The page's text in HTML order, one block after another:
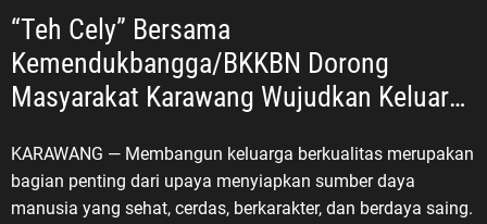
“Teh Cely” Bersama
Kemendukbangga/BKKBN Dorong
Masyarakat Karawang Wujudkan Keluarga
KARAWANG — Membangun keluarga berkualitas merupakan
bagian penting dari upaya menyiapkan sumber daya
manusia yang sehat, cerdas, berkarakter, dan berdaya saing.